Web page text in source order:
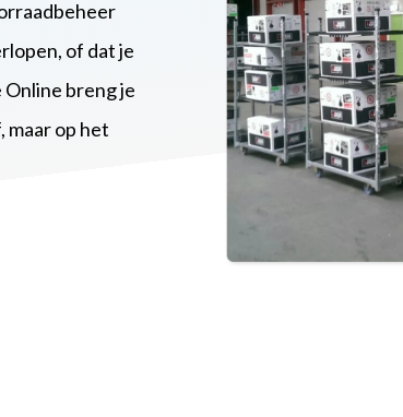
of dat je
breng je
maar op het